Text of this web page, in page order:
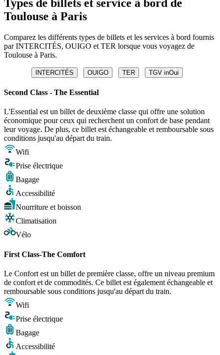
Types de billets et service à bord de
Toulouse à Paris
Comparez les différents types de billets et les services à bord fournis
par INTERCITÉS, OUIGO et TER lorsque vous voyagez de
Toulouse à Paris.
INTERCITÉS OUIGO TER TGV inOui
Second Class - The Essential
L'Essential est un billet de deuxième classe qui offre une solution
économique pour ceux qui recherchent un confort de base pendant
leur voyage. De plus, ce billet est échangeable et remboursable sous
conditions jusqu'au départ du train.
Wifi
Prise électrique
Bagage
Accessibilité
Nourriture et boisson
Climatisation
Vélo
First Class-The Comfort
Le Confort est un billet de première classe, offre un niveau premium
de confort et de commodités. Ce billet est également échangeable et
remboursable sous conditions jusqu'au départ du train.
Wifi
Prise électrique
Bagage
Accessibilité